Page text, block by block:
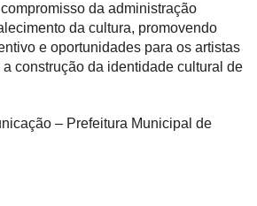
da administração
da cultura, promovendo
e oportunidades para os artistas
construção da identidade cultural de
– Prefeitura Municipal de